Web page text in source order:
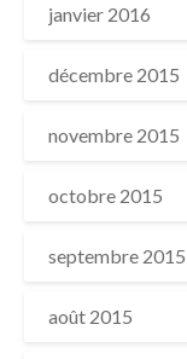
janvier 2016
décembre 2015
novembre 2015
octobre 2015
septembre 2015
août 2015